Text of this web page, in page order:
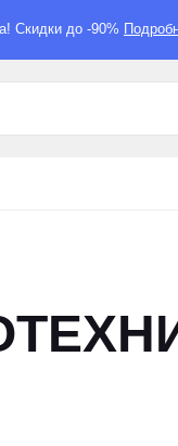
Скидки до -90%